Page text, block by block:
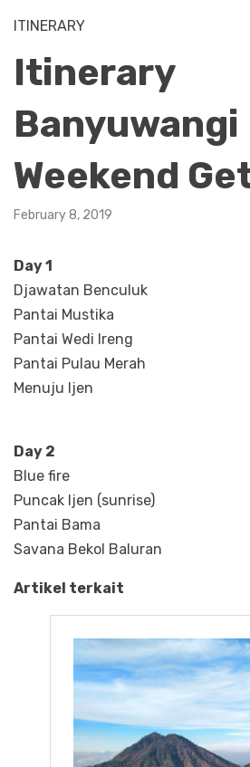
ITINERARY
Itinerary
Banyuwangi
Weekend
February 8, 2019
Day 1
Djawatan Benculuk
Pantai Mustika
Pantai Wedi Ireng
Pantai Pulau Merah
Menuju Ijen
Day 2
Blue fire
Puncak Ijen (sunrise)
Pantai Bama
Savana Bekol Baluran
Artikel terkait